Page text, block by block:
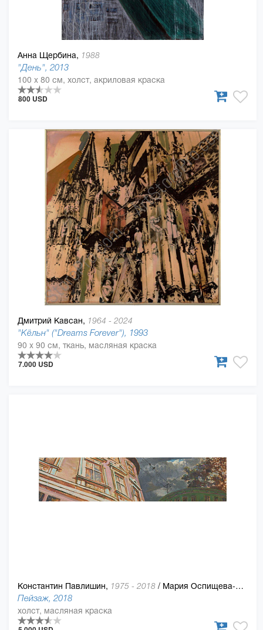
Анна Щербина, 1988
"День", 2013
100 x 80 см, холст, акриловая краска
800 USD
Дмитрий Кавсан, 1964 - 2024
"Кёльн" ("Dreams Forever"), 1993
90 x 90 см, ткань, масляная краска
7.000 USD
Константин Павлишин, 1975 - 2018 / Мария Оспищева-Павлишин
Пейзаж, 2018
холст, масляная краска